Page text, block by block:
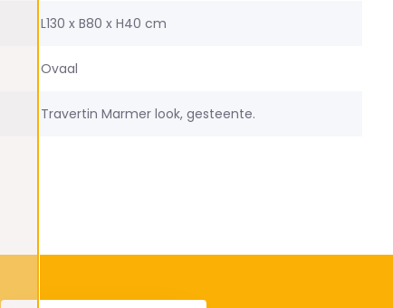
L130 x B80 x H40 cm
Ovaal
Travertin Marmer look, gesteente.